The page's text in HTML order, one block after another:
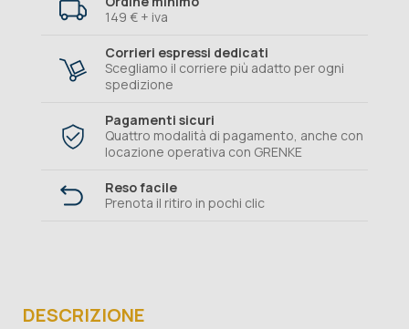
149 € + iva
Corrieri espressi dedicati
Scegliamo il corriere più adatto per ogni
spedizione
Pagamenti sicuri
Quattro modalità di pagamento, anche con
locazione operativa con GRENKE
Reso facile
Prenota il ritiro in pochi clic
DESCRIZIONE